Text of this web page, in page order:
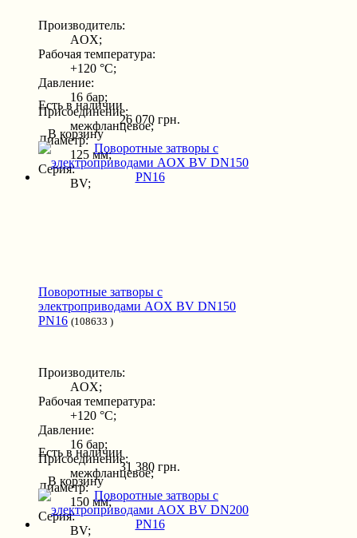
Производитель:
AOX;
Рабочая температура:
+120 °С;
Давление:
16 бар;
Присоединение:
межфланцевое;
Диаметр:
125 мм;
Серия:
BV;
Есть в наличии
26 070 грн.
В корзину
Поворотные затворы с
электроприводами AOX BV DN150
PN16 (108633 )
Производитель:
AOX;
Рабочая температура:
+120 °С;
Давление:
16 бар;
Присоединение:
межфланцевое;
Диаметр:
150 мм;
Серия:
BV;
Есть в наличии
31 380 грн.
В корзину